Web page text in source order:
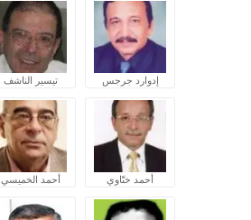
إدوارد جرجس تيسير الناشف
أحمد ختّاوي أحمد الخميسي